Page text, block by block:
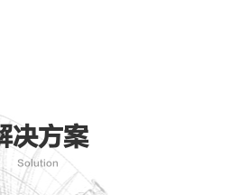
解决方案
Solution